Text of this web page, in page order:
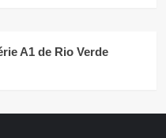
A1 de Rio Verde